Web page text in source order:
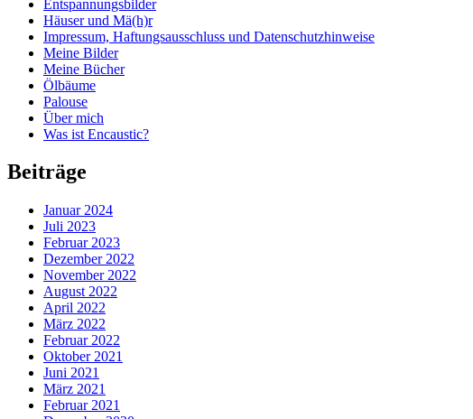
Entspannungsbilder
Häuser und Mä(h)r
Impressum, Haftungsausschluss und Datenschutzhinweise
Meine Bilder
Meine Bücher
Ölbäume
Palouse
Über mich
Was ist Encaustic?
Beiträge
Januar 2024
Juli 2023
Februar 2023
Dezember 2022
November 2022
August 2022
April 2022
März 2022
Februar 2022
Oktober 2021
Juni 2021
März 2021
Februar 2021